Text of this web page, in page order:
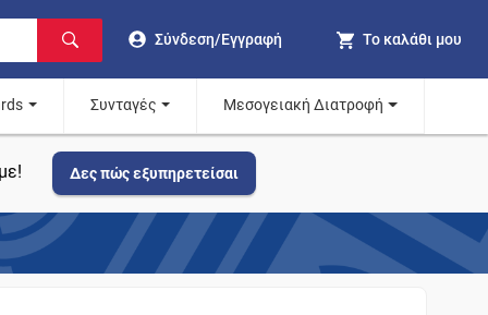
Σύνδεση/Εγγραφή Το καλάθι μου
Συνταγές Μεσογειακή Διατροφή
Δες πώς εξυπηρετείσαι